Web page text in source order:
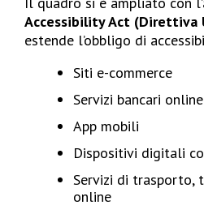
Accessibility Act (Direttiva
estende l’obbligo di
Siti e-commerce
Servizi bancari online
App mobili
Dispositivi digitali
Servizi di trasporto,
online